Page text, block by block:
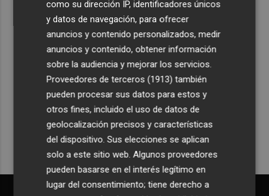
Recibe toda la actualidad de
Plaza Podcast en tu correo
Quiero suscribirme
como su dirección IP, identificadores únicos
y datos de navegación, para ofrecer
anuncios y contenido personalizados, medir
anuncios y contenido, obtener información
sobre la audiencia y mejorar los servicios.
Proveedores de terceros (1913) también
pueden procesar sus datos para estos y
otros fines, incluido el uso de datos de
geolocalización precisos y características
del dispositivo. Sus elecciones se aplican
solo a este sitio web. Algunos proveedores
pueden basarse en el interés legítimo en
lugar del consentimiento; tiene derecho a